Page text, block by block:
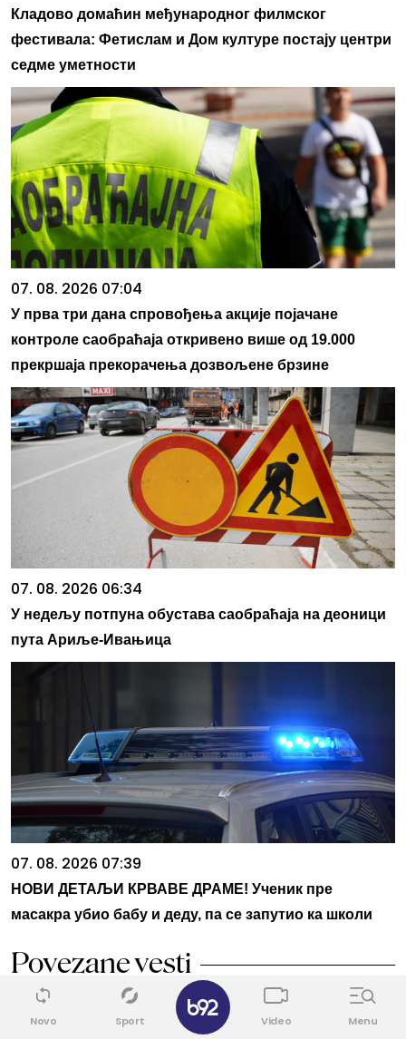
Кладово домаћин међународног филмског
фестивала: Фетислам и Дом културе постају центри
седме уметности
07. 08. 2026 07:04
У прва три дана спровођења акције појачане
контроле саобраћаја откривено више од 19.000
прекршаја прекорачења дозвољене брзине
07. 08. 2026 06:34
У недељу потпуна обустава саобраћаја на деоници
пута Ариље-Ивањица
07. 08. 2026 07:39
НОВИ ДЕТАЉИ КРВАВЕ ДРАМЕ! Ученик пре
масакра убио бабу и деду, па се запутио ка школи
Povezane vesti
NEMATE SREĆE?
Novo Sport Video Menu
✕